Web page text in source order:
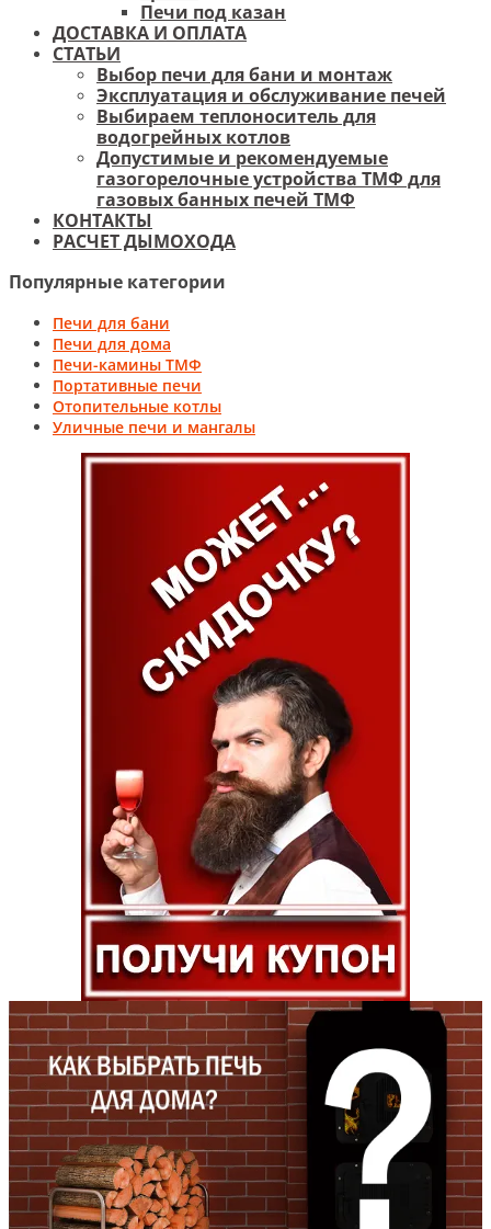
Печи под казан
ДОСТАВКА И ОПЛАТА
СТАТЬИ
Выбор печи для бани и монтаж
Эксплуатация и обслуживание печей
Выбираем теплоноситель для
водогрейных котлов
Допустимые и рекомендуемые
газогорелочные устройства ТМФ для
газовых банных печей ТМФ
КОНТАКТЫ
РАСЧЕТ ДЫМОХОДА
Популярные категории
Печи для бани
Печи для дома
Печи-камины ТМФ
Портативные печи
Отопительные котлы
Уличные печи и мангалы